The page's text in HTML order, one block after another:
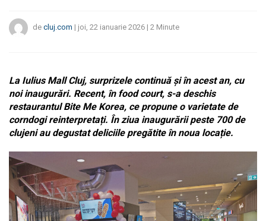
de cluj.com | joi, 22 ianuarie 2026 | 2 Minute
La Iulius Mall Cluj, surprizele continuă și în acest an, cu
noi inaugurări. Recent, în food court, s-a deschis
restaurantul Bite Me Korea, ce propune o varietate de
corndogi reinterpretați. În ziua inaugurării peste 700 de
clujeni au degustat deliciile pregătite în noua locație.